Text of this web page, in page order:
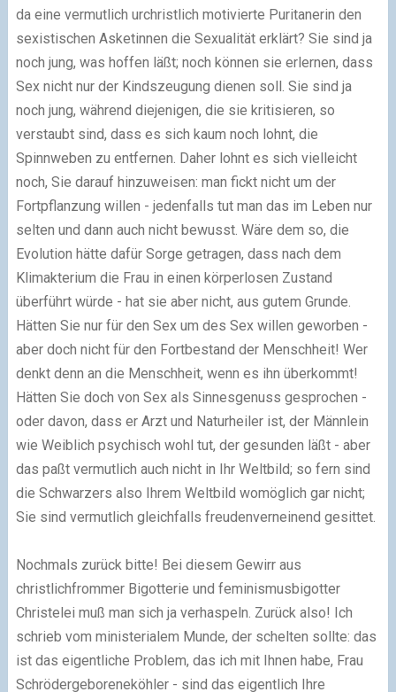
da eine vermutlich urchristlich motivierte Puritanerin den
sexistischen Asketinnen die Sexualität erklärt? Sie sind ja
noch jung, was hoffen läßt; noch können sie erlernen, dass
Sex nicht nur der Kindszeugung dienen soll. Sie sind ja
noch jung, während diejenigen, die sie kritisieren, so
verstaubt sind, dass es sich kaum noch lohnt, die
Spinnweben zu entfernen. Daher lohnt es sich vielleicht
noch, Sie darauf hinzuweisen: man fickt nicht um der
Fortpflanzung willen - jedenfalls tut man das im Leben nur
selten und dann auch nicht bewusst. Wäre dem so, die
Evolution hätte dafür Sorge getragen, dass nach dem
Klimakterium die Frau in einen körperlosen Zustand
überführt würde - hat sie aber nicht, aus gutem Grunde.
Hätten Sie nur für den Sex um des Sex willen geworben -
aber doch nicht für den Fortbestand der Menschheit! Wer
denkt denn an die Menschheit, wenn es ihn überkommt!
Hätten Sie doch von Sex als Sinnesgenuss gesprochen -
oder davon, dass er Arzt und Naturheiler ist, der Männlein
wie Weiblich psychisch wohl tut, der gesunden läßt - aber
das paßt vermutlich auch nicht in Ihr Weltbild; so fern sind
die Schwarzers also Ihrem Weltbild womöglich gar nicht;
Sie sind vermutlich gleichfalls freudenverneinend gesittet.
Nochmals zurück bitte! Bei diesem Gewirr aus
christlichfrommer Bigotterie und feminismusbigotter
Christelei muß man sich ja verhaspeln. Zurück also! Ich
schrieb vom ministerialem Munde, der schelten sollte: das
ist das eigentliche Problem, das ich mit Ihnen habe, Frau
Schrödergeboreneköhler - sind das eigentlich Ihre